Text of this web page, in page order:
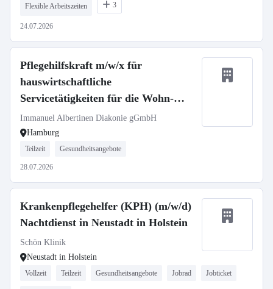
Flexible Arbeitszeiten 3
24.07.2026
Pflegehilfskraft m/w/x für
hauswirtschaftliche
Servicetätigkeiten für die Wohn-
Pflegeeinrichtung und Max Herz
Haus
Immanuel Albertinen Diakonie gGmbH
Hamburg
Teilzeit Gesundheitsangebote
28.07.2026
Krankenpflegehelfer (KPH) (m/w/d)
Nachtdienst in Neustadt in Holstein
Schön Klinik
Neustadt in Holstein
Vollzeit Teilzeit Gesundheitsangebote Jobrad Jobticket